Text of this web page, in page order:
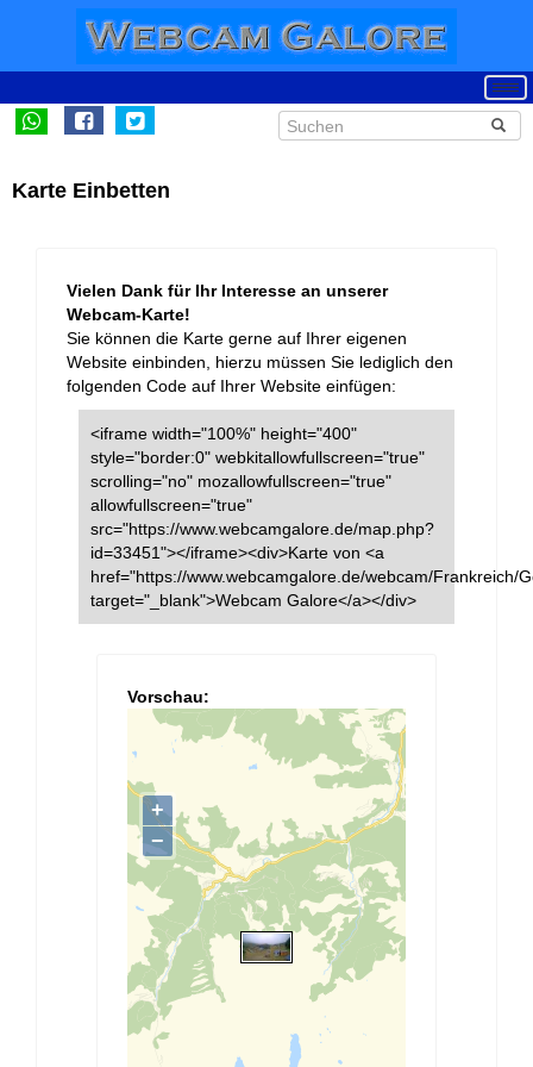
Karte Einbetten
Vielen Dank für Ihr Interesse an unserer
Webcam-Karte!
Sie können die Karte gerne auf Ihrer eigenen
Website einbinden, hierzu müssen Sie lediglich den
folgenden Code auf Ihrer Website einfügen:
<iframe width="100%" height="400"
style="border:0" webkitallowfullscreen="true"
scrolling="no" mozallowfullscreen="true"
allowfullscreen="true"
src="https://www.webcamgalore.de/map.php?
id=33451"></iframe><div>Karte von <a
href="https://www.webcamgalore.de/webcam/Frankreich/
target="_blank">Webcam Galore</a></div>
Vorschau: